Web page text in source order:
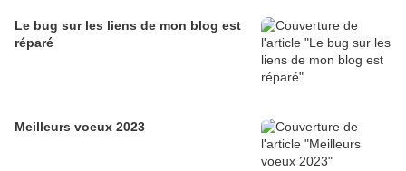
Le bug sur les liens de mon blog est
réparé
Meilleurs voeux 2023